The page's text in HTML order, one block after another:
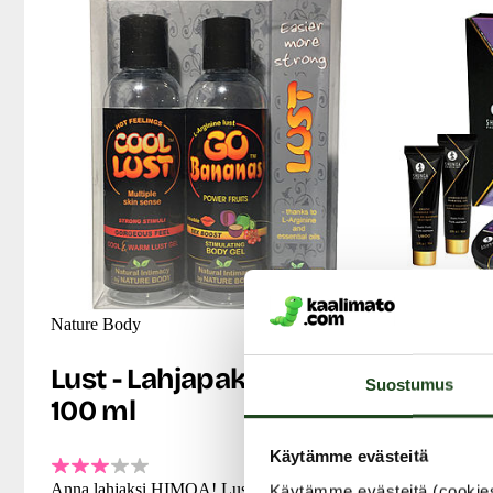
Suostumus
Käytämme evästeitä
Nature Body
Lust - Lahjapakkaus, 2 x
100 ml
Anna lahjaksi HIMOA! Lust-lahjapakkaus